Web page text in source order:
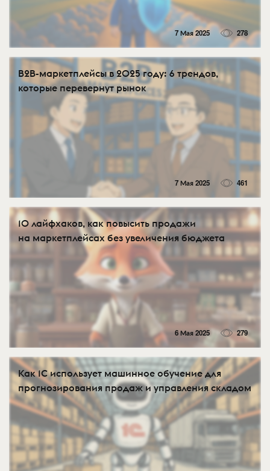
7 Мая 2025 278
B2B-маркетплейсы в 2025 году: 6 трендов,
которые перевернут рынок
7 Мая 2025 461
10 лайфхаков, как повысить продажи
на маркетплейсах без увеличения бюджета
6 Мая 2025 279
Как 1С использует машинное обучение для
прогнозирования продаж и управления складом